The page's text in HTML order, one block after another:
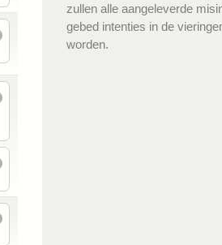
zullen alle aangeleverde
gebed intenties in de
worden.